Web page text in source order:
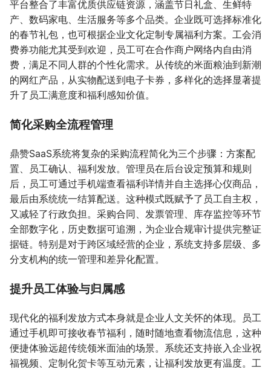
平台整合了丰富优质供应链资源，涵盖节日礼盒、生鲜特
产、数码家电、生活服务等多个品类。企业既可选择标准化
的春节礼包，也可根据企业文化定制专属福利方案。工会消
费券功能尤其受到欢迎，员工可在合作商户网络内自由消
费，满足不同人群的个性化需求。从传统的米面粮油到新潮
的网红产品，从实物配送到电子卡券，多样化的选择显著提
升了员工满意度和福利感知价值。
简化采购全流程管理
鼎赞SaaS系统将复杂的采购流程简化为三个步骤：方案配
置、员工确认、福利发放。管理员在后台设定预算和规则
后，员工可通过手机端查看福利详情并自主选择心仪商品，
最后由系统统一结算配送。这种模式既赋予了员工自主权，
又减轻了行政负担。采购合同、发票管理、库存监控等环节
全部数字化，历史数据可追溯，为企业合规审计提供完整证
据链。特别是对于跨区域经营的企业，系统支持多层级、多
分支机构的统一管理和差异化配置。
提升员工体验与归属感
现代化的福利发放方式本身就是企业人文关怀的体现。员工
通过手机即可接收春节福利，随时随地查看物流信息，这种
便捷体验远超传统领米面油的场景。系统还支持嵌入企业祝
福视频、定制化贺卡等互动元素，让福利发放更有温度。工